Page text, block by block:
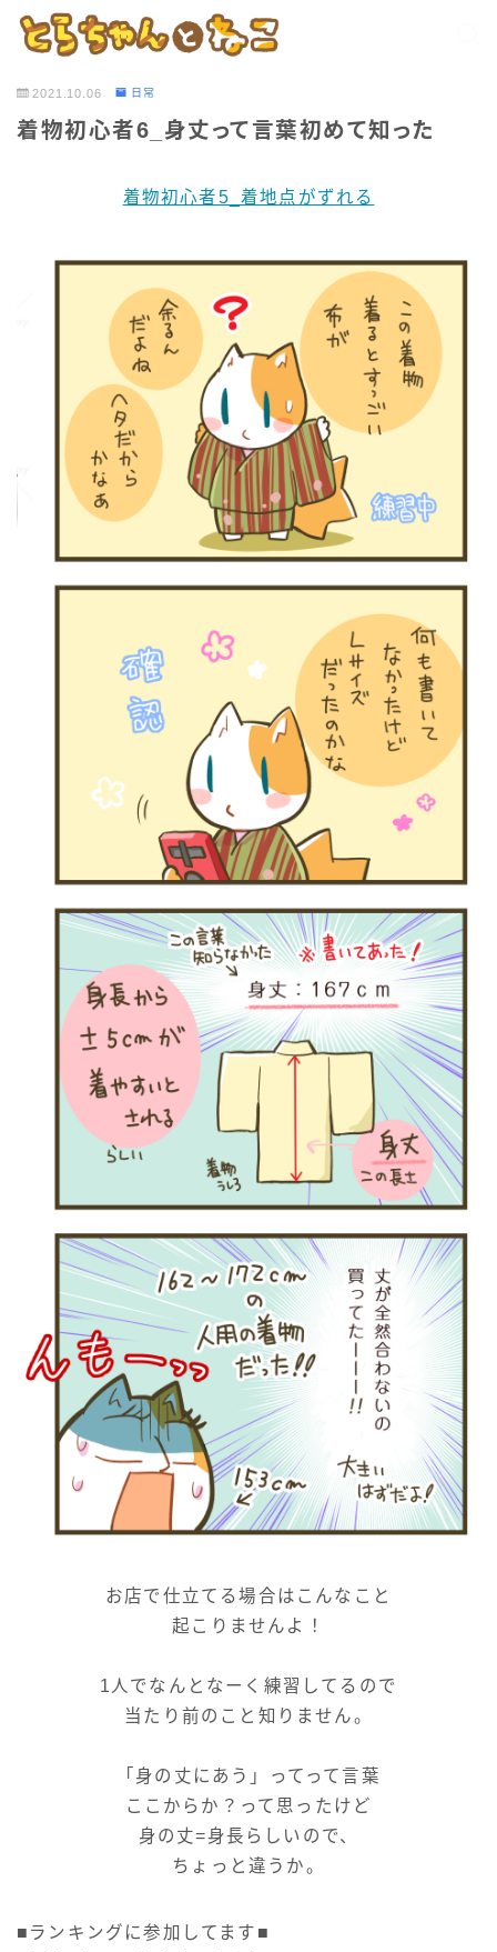
2021.10.06 日常
着物初心者6_身丈って言葉初めて知った
着物初心者5_着地点がずれる
お店で仕立てる場合はこんなこと
起こりませんよ！
1人でなんとなーく練習してるので
当たり前のこと知りません。
「身の丈にあう」ってって言葉
ここからか？って思ったけど
身の丈=身長らしいので、
ちょっと違うか。
■ランキングに参加してます■